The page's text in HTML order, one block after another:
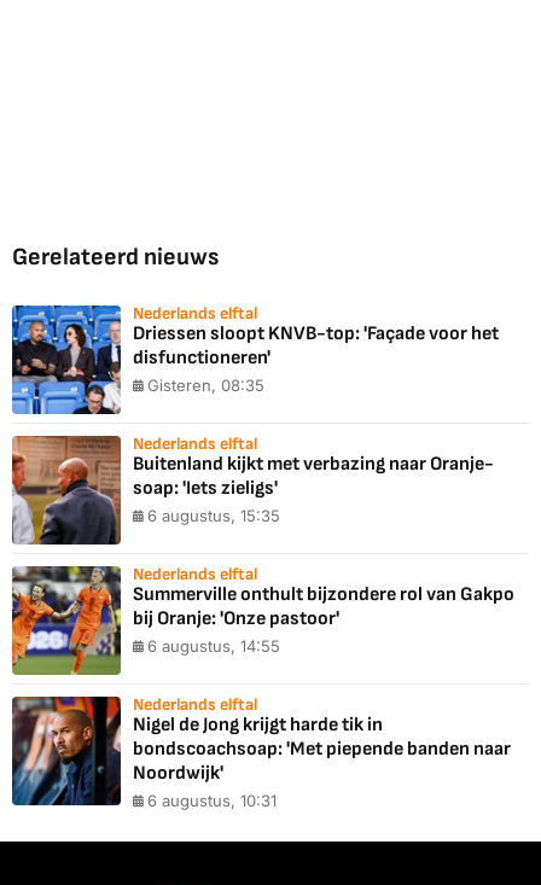
Gerelateerd nieuws
Nederlands elftal
Driessen sloopt KNVB-top: 'Façade voor het
disfunctioneren'
Gisteren, 08:35
Nederlands elftal
Buitenland kijkt met verbazing naar Oranje-
soap: 'Iets zieligs'
6 augustus, 15:35
Nederlands elftal
Summerville onthult bijzondere rol van Gakpo
bij Oranje: 'Onze pastoor'
6 augustus, 14:55
Nederlands elftal
Nigel de Jong krijgt harde tik in
bondscoachsoap: 'Met piepende banden naar
Noordwijk'
6 augustus, 10:31